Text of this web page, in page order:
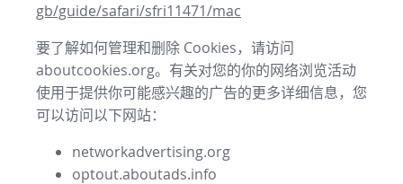
gb/guide/safari/sfri11471/mac
要了解如何管理和删除 Cookies，请访问
aboutcookies.org。有关对您的你的网络浏览活动
使用于提供你可能感兴趣的广告的更多详细信息，您
可以访问以下网站：
networkadvertising.org
optout.aboutads.info